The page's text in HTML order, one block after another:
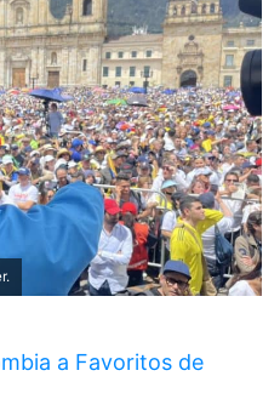
a Favoritos de